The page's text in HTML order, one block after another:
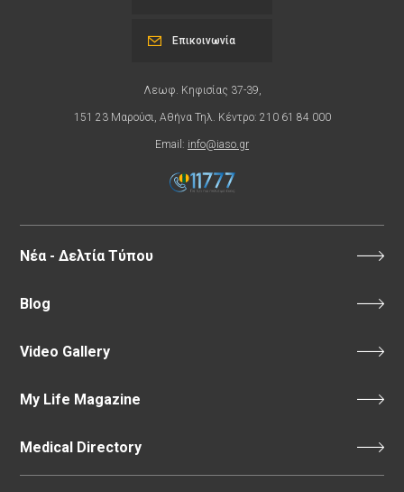
Λεωφ. Κηφισίας 37-39,
151 23 Μαρούσι, Αθήνα Τηλ. Κέντρο: 210 61 84 000
Email: info@iaso.gr
Επικοινωνία
Νέα - Δελτία Τύπου
Blog
Video Gallery
My Life Magazine
Medical Directory